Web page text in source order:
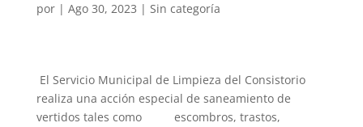
por | Ago 30, 2023 | Sin categoría
El Servicio Municipal de Limpieza del Consistorio
realiza una acción especial de saneamiento de
vertidos tales como escombros, trastos,